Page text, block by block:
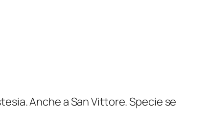
Anche a San Vittore. Specie se